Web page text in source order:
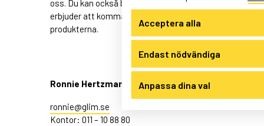
oss. Du kan också boka möte för demo, vi
erbjuder att komma ut till dig och visa
produkterna.
Ronnie Hertzman
ronnie@glim.se
Kontor: 011 – 10 88 80
Acceptera alla
Endast nödvändiga
Anpassa dina val